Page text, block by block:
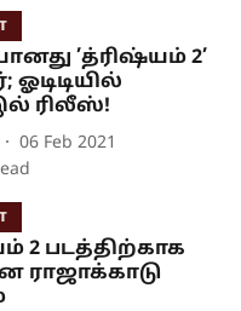
’த்ரிஷ்யம் 2’
ஓடிடியில்
ரிலீஸ்!
06 Feb 2021
2 படத்திற்காக
ராஜாக்காடு